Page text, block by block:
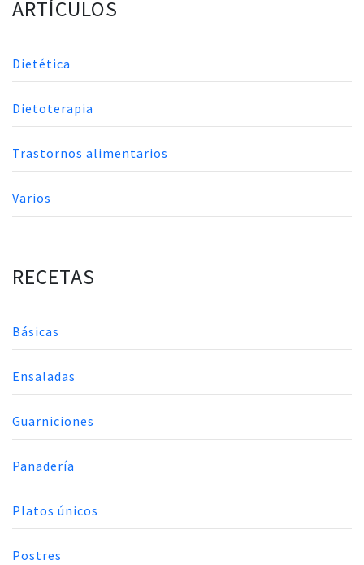
ARTÍCULOS
Dietética
Dietoterapia
Trastornos alimentarios
Varios
RECETAS
Básicas
Ensaladas
Guarniciones
Panadería
Platos únicos
Postres